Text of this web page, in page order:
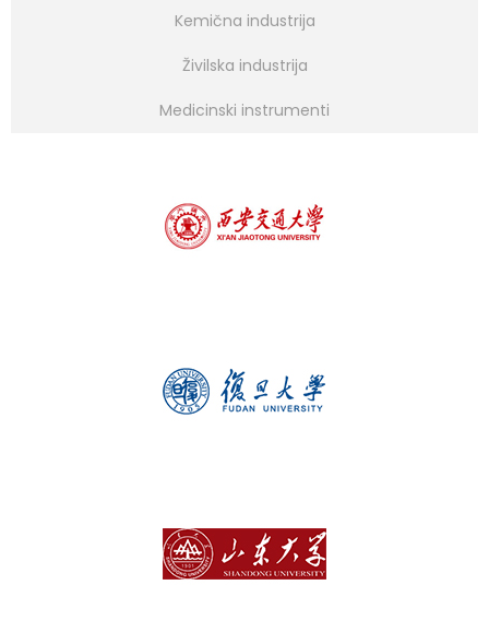
Kemična industrija
Živilska industrija
Medicinski instrumenti